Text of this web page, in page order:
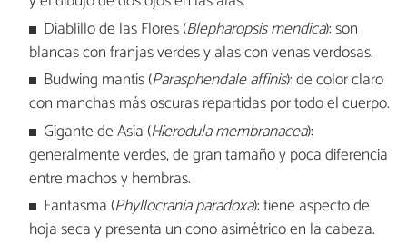
Diablillo de las Flores (Blepharopsis mendica): son
blancas con franjas verdes y alas con venas verdosas.
Budwing mantis (Parasphendale affinis): de color claro
con manchas más oscuras repartidas por todo el cuerpo.
Gigante de Asia (Hierodula membranacea):
generalmente verdes, de gran tamaño y poca diferencia
entre machos y hembras.
Fantasma (Phyllocrania paradoxa): tiene aspecto de
hoja seca y presenta un cono asimétrico en la cabeza.